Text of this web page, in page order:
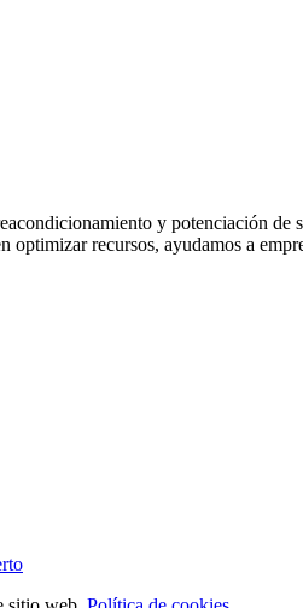
y potenciación
recursos, ayudamos a